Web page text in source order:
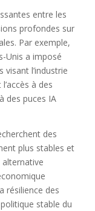
entre les
profondes sur
Par exemple,
Unis a imposé
l’industrie
à des
des puces IA
des
plus stables et
résilience des
stable du